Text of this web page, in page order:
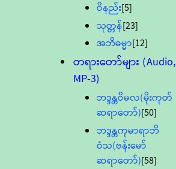
ဝိနည်း[5]
သုတ္တန်[23]
အဘိဓမ္မာ[12]
တရားတော်များ (Audio,
MP-3)
ဘဒ္ဒန္တဝိမလ(မိုးကုတ်
ဆရာတော်)[50]
ဘဒ္ဒန္တကုမာရာဘိ
ဝံသ(ဗန်းမော်
ဆရာတော်)[58]